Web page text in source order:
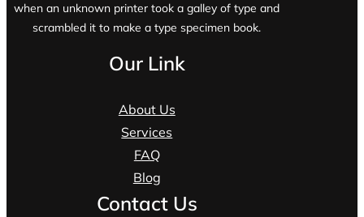
when an unknown printer took a galley of type and
scrambled it to make a type specimen book.
Our Link
About Us
Services
FAQ
Blog
Contact Us